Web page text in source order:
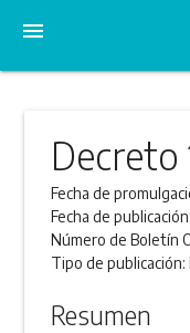
menu
Decreto
Fecha de
Fecha de publicación:
Número de Boletín
Tipo de publicación:
Resumen